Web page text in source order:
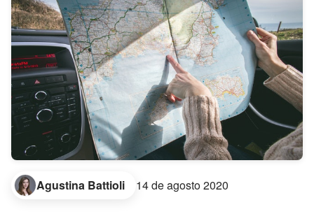
Agustina Battioli 14 de agosto 2020